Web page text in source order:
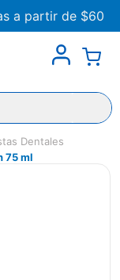
a partir de $60
Dentales
75 ml